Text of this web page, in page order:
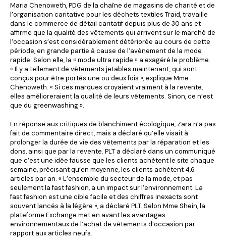
Maria Chenoweth, PDG de la chaîne de magasins de charité et de
l’organisation caritative pour les déchets textiles Traid, travaille
dans le commerce de détail caritatif depuis plus de 30 ans et
affirme que la qualité des vêtements qui arrivent sur le marché de
l’occasion s’est considérablement détériorée au cours de cette
période, en grande partie à cause de l’avènement de la mode
rapide. Selon elle, la « mode ultra rapide » a exagéré le problème.
« Il y a tellement de vêtements jetables maintenant, qui sont
conçus pour être portés une ou deux fois », explique Mme
Chenoweth. « Si ces marques croyaient vraiment à la revente,
elles amélioreraient la qualité de leurs vêtements. Sinon, ce n’est
que du greenwashing ».
En réponse aux critiques de blanchiment écologique, Zara n’a pas
fait de commentaire direct, mais a déclaré qu’elle visait à
prolonger la durée de vie des vêtements par la réparation et les
dons, ainsi que par la revente. PLT a déclaré dans un communiqué
que c’est une idée fausse que les clients achètent le site chaque
semaine, précisant qu’en moyenne, les clients achètent 4,6
articles par an. « L’ensemble du secteur de la mode, et pas
seulement la fast fashion, a un impact sur l’environnement. La
fast fashion est une cible facile et des chiffres inexacts sont
souvent lancés à la légère », a déclaré PLT. Selon Mme Shein, la
plateforme Exchange met en avant les avantages
environnementaux de l’achat de vêtements d’occasion par
rapport aux articles neufs.